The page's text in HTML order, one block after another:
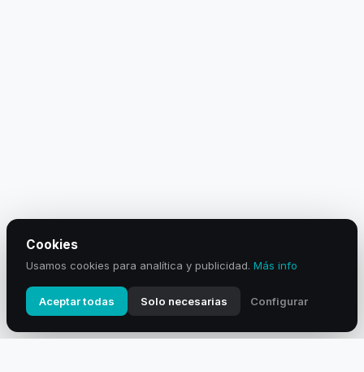
Cookies
Usamos cookies para analítica y publicidad. Más info
Aceptar todas Solo necesarias Configurar